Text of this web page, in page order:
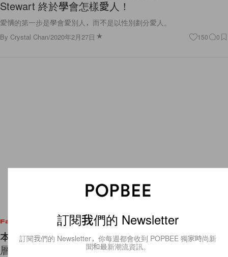
Stewart 終於學會怎樣愛人！
愛情的第一步是學會愛別人，而不是以性別劃分愛人。
By Crystal Chan/2020年2月27日 150 0
Fashion
本週必知時尚大事：Forever 21 聘用 H&M 前高
層、奢侈品業因疫情受創、Prada 進駐天貓…
訂閱我們的 Newsletter
訂閱我們的 Newsletter，你每週都會收到 POPBEE 獨家時尚新
聞和最新潮流資訊。